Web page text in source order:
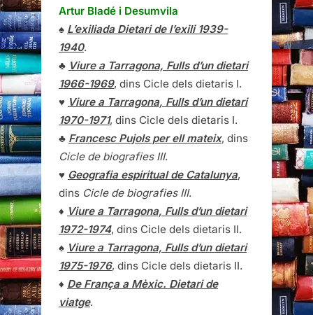
Artur Bladé i Desumvila
♠ L’exiliada Dietari de l’exili 1939-
1940.
♣ Viure a Tarragona, Fulls d’un dietari
1966-1969, dins Cicle dels dietaris I.
♥ Viure a Tarragona, Fulls d’un dietari
1970-1971, dins Cicle dels dietaris I.
♣ Francesc Pujols per ell mateix, dins
Cicle de biografies III.
♥ Geografia espiritual de Catalunya,
dins Cicle de biografies III.
♦ Viure a Tarragona, Fulls d’un dietari
1972-1974, dins Cicle dels dietaris II.
♠ Viure a Tarragona, Fulls d’un dietari
1975-1976, dins Cicle dels dietaris II.
♦ De França a Mèxic. Dietari de
viatge.